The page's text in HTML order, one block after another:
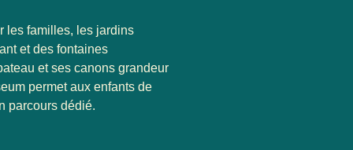
les familles, les jardins
et des fontaines
et ses canons grandeur
permet aux enfants de
parcours dédié.